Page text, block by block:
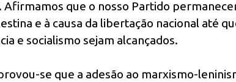
Afirmamos que o nosso Partido
e à causa da libertação nacional até
e socialismo sejam alcançados.
se que a adesão ao marxismo-